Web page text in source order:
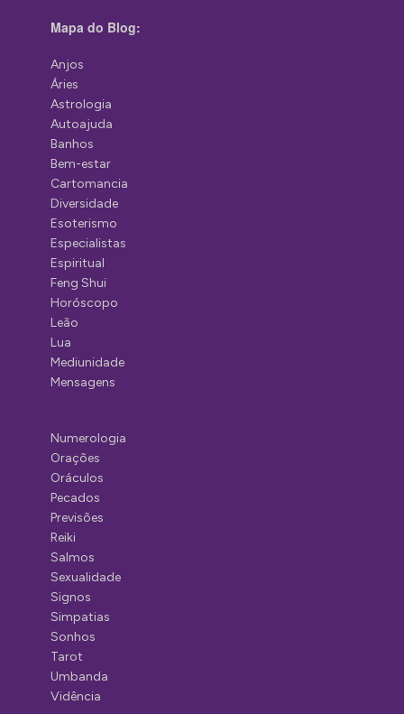
Mapa do Blog:
Anjos
Áries
Astrologia
Autoajuda
Banhos
Bem-estar
Cartomancia
Diversidade
Esoterismo
Especialistas
Espiritual
Feng Shui
Horóscopo
Leão
Lua
Mediunidade
Mensagens
Numerologia
Orações
Oráculos
Pecados
Previsões
Reiki
Salmos
Sexualidade
Signos
Simpatias
Sonhos
Tarot
Umbanda
Vidência